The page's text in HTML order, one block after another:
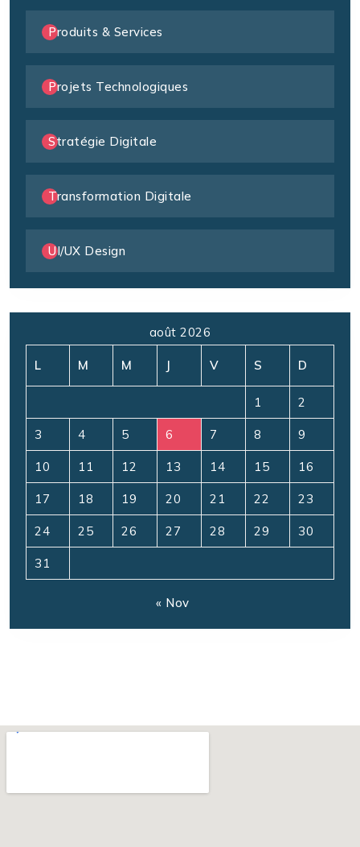
Produits & Services
Projets Technologiques
Stratégie Digitale
Transformation Digitale
UI/UX Design
août 2026
L M M J V S D
1 2
3 4 5 6 7 8 9
10 11 12 13 14 15 16
17 18 19 20 21 22 23
24 25 26 27 28 29 30
31
« Nov